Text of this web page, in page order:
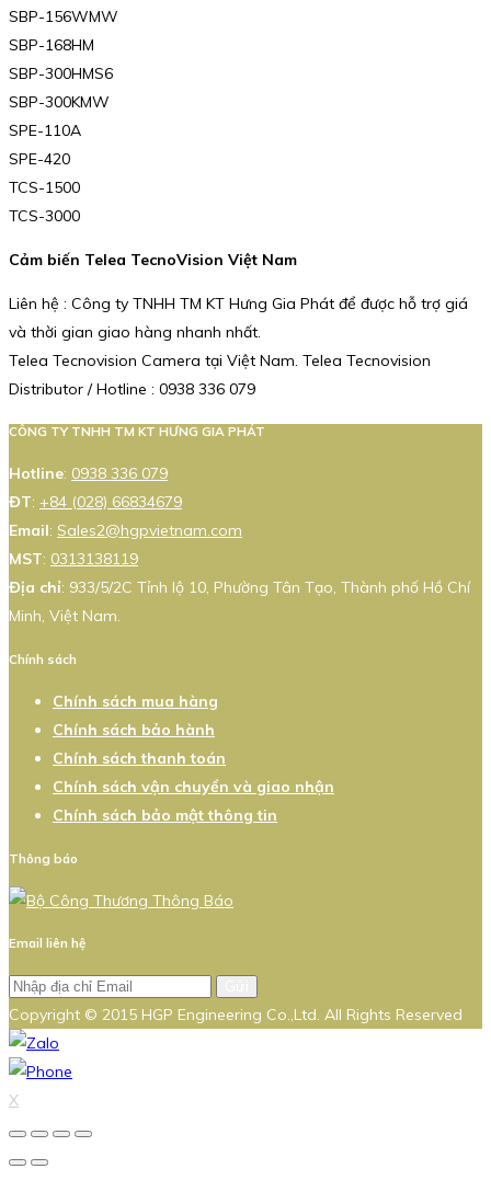
SBP-156WMW
SBP-168HM
SBP-300HMS6
SBP-300KMW
SPE-110A
SPE-420
TCS-1500
TCS-3000
Cảm biến Telea TecnoVision Việt Nam
Liên hệ : Công ty TNHH TM KT Hưng Gia Phát để được hỗ trợ giá
và thời gian giao hàng nhanh nhất.
Telea Tecnovision Camera tại Việt Nam. Telea Tecnovision
Distributor / Hotline : 0938 336 079
CÔNG TY TNHH TM KT HƯNG GIA PHÁT
Hotline: 0938 336 079
ĐT: +84 (028) 66834679
Email: Sales2@hgpvietnam.com
MST: 0313138119
Địa chỉ: 933/5/2C Tỉnh lộ 10, Phường Tân Tạo, Thành phố Hồ Chí
Minh, Việt Nam.
Chính sách
Chính sách mua hàng
Chính sách bảo hành
Chính sách thanh toán
Chính sách vận chuyển và giao nhận
Chính sách bảo mật thông tin
Thông báo
Email liên hệ
Copyright © 2015 HGP Engineering Co.,Ltd. All Rights Reserved
X